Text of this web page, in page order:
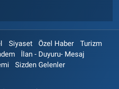
Siyaset Özel Haber
Turizm
İlan - Duyuru- Mesaj
Sizden Gelenler